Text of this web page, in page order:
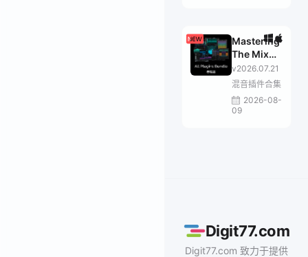
Mastering
The Mix
Bundle
v2026.07.21
混音插件合集
2026-08-
09
Digit77.com
Digit77.com 致力于提供